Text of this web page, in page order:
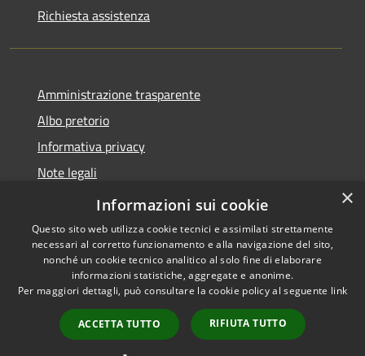
Richiesta assistenza
Amministrazione trasparente
Albo pretorio
Informativa privacy
Note legali
Dichiarazione di accessibilità
Accessibilità
Copyright © 2026 • Comune di
Manoppello • Powered by
Municipium•
Accesso
redazione
×
Informazioni sui cookie
Questo sito web utilizza cookie tecnici e assimilati strettamente
necessari al corretto funzionamento e alla navigazione del sito,
nonché un cookie tecnico analitico al solo fine di elaborare
informazioni statistiche, aggregate e anonime.
Per maggiori dettagli, può consultare la cookie policy al seguente link
ACCETTA TUTTO RIFIUTA TUTTO